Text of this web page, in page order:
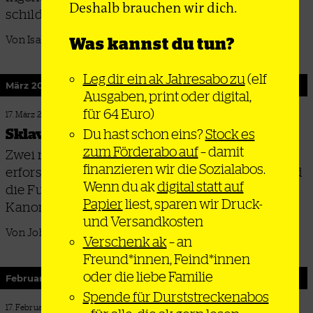
schildert
Von Isabella Caldart
März 2026
17. März 2026
Sklaverei verschweigen
Zwei neu auf Deutsch erschienene Bücher
erforschen die Geschichte des Kapitalismus und
die Funktion von Auslassungen im historischen
Kanon
Von Johannes Tesfai
Februar 2026
17. Februar 2026
Deshalb brauchen wir dich.
Was kannst du tun?
Leg dir ein ak Jahresabo zu(elf
Ausgaben, print oder digital,
für 64 Euro)
Du hast schon eins?Stock es
zum Förderabo auf– damit
finanzieren wir die Sozialabos.
Wenn du akdigital statt auf
Papierliest, sparen wir Druck-
und Versandkosten
Verschenk ak– an
Freund*innen, Feind*innen
oder die liebe Familie
Spende für Durststreckenabos